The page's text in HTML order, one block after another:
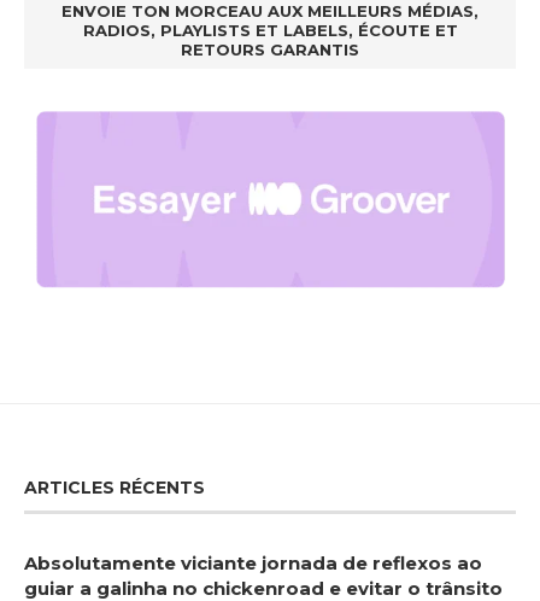
ENVOIE TON MORCEAU AUX MEILLEURS MÉDIAS,
RADIOS, PLAYLISTS ET LABELS, ÉCOUTE ET
RETOURS GARANTIS
ARTICLES RÉCENTS
Absolutamente viciante jornada de reflexos ao
guiar a galinha no chickenroad e evitar o trânsito